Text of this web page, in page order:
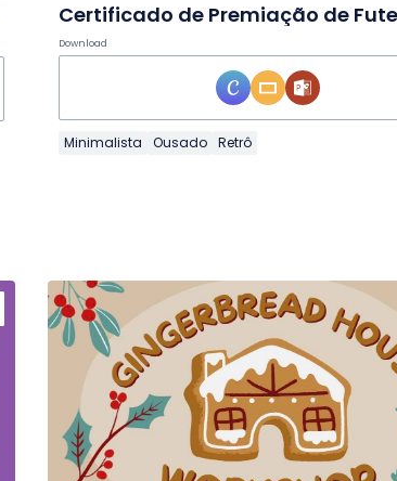
Download
Minimalista Ousado Retrô